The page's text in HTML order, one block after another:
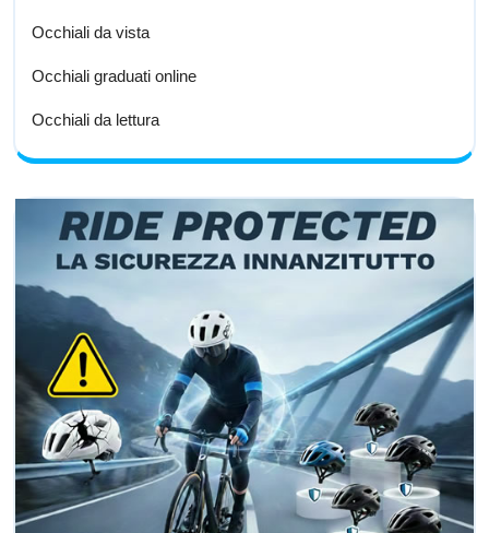
Occhiali da vista
Occhiali graduati online
Occhiali da lettura